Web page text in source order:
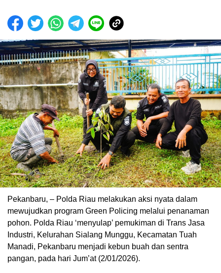
Pekanbaru, – Polda Riau melakukan aksi nyata dalam
mewujudkan program Green Policing melalui penanaman
pohon. Polda Riau ‘menyulap’ pemukiman di Trans Jasa
Industri, Kelurahan Sialang Munggu, Kecamatan Tuah
Manadi, Pekanbaru menjadi kebun buah dan sentra
pangan, pada hari Jum’at (2/01/2026).